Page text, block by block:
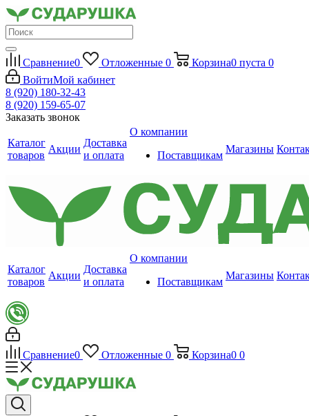
Сравнение0 Отложенные 0 Корзина0 пуста 0
ВойтиМой кабинет
8 (920) 180-32-43
8 (920) 159-65-07
Заказать звонок
Каталог
товаров
Акции
Доставка
и оплата
О компании
Поставщикам
Магазины
Каталог
товаров
Акции
Доставка
и оплата
О компании
Поставщикам
Магазины
Сравнение0 Отложенные 0 Корзина0 0